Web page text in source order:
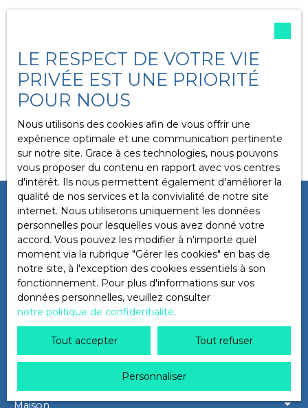
Maison
Type de bien
Saint-Martin-d'Uriage (38410)
Localisation
Budget max (€)
Surface min (m²)
Rechercher
Créer une alerte
Aucun résultat
Ne manquez plus aucun bien
correspondant à votre recherche
!
Prénom Nom
Type d'offre
Maison
Type de bien
LE RESPECT DE VOTRE VIE
PRIVÉE EST UNE PRIORITÉ
POUR NOUS
Nous utilisons des cookies afin de vous offrir une
expérience optimale et une communication pertinente
sur notre site. Grace à ces technologies, nous pouvons
vous proposer du contenu en rapport avec vos centres
d'intérêt. Ils nous permettent également d'améliorer la
qualité de nos services et la convivialité de notre site
internet. Nous utiliserons uniquement les données
personnelles pour lesquelles vous avez donné votre
accord. Vous pouvez les modifier à n'importe quel
moment via la rubrique ″Gérer les cookies″ en bas de
notre site, à l'exception des cookies essentiels à son
fonctionnement. Pour plus d'informations sur vos
données personnelles, veuillez consulter
notre politique de confidentialité.
Tout accepter Tout refuser
Personnaliser